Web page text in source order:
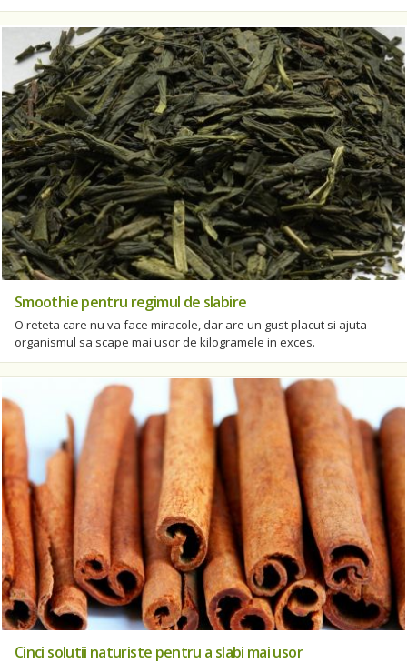
Smoothie pentru regimul de slabire
O reteta care nu va face miracole, dar are un gust placut si ajuta
organismul sa scape mai usor de kilogramele in exces.
Cinci solutii naturiste pentru a slabi mai usor